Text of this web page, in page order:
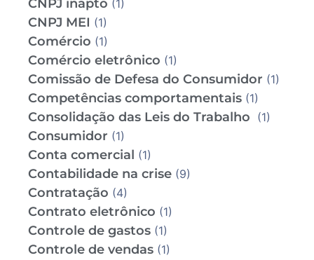
CNPJ inapto (1)
CNPJ MEI (1)
Comércio (1)
Comércio eletrônico (1)
Comissão de Defesa do Consumidor (1)
Competências comportamentais (1)
Consolidação das Leis do Trabalho (1)
Consumidor (1)
Conta comercial (1)
Contabilidade na crise (9)
Contratação (4)
Contrato eletrônico (1)
Controle de gastos (1)
Controle de vendas (1)